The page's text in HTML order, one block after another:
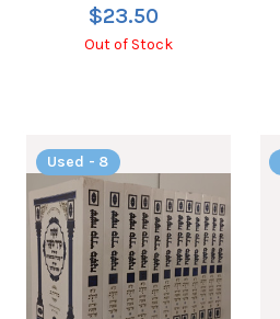
$23.50
Out of Stock
Used - 8